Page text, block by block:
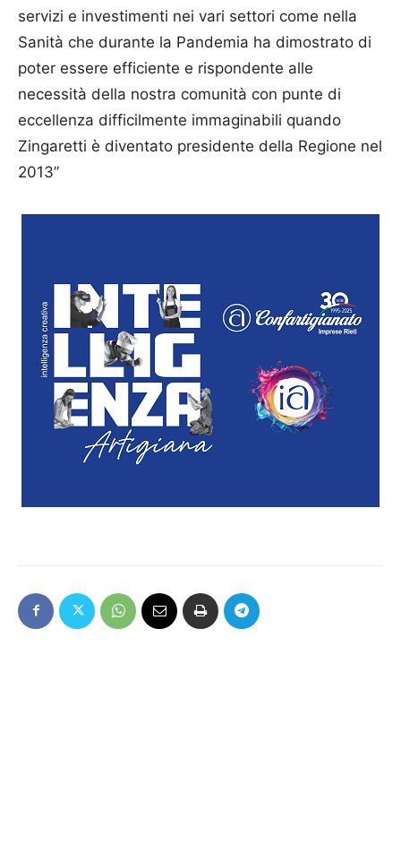
servizi e investimenti nei vari settori come nella
Sanità che durante la Pandemia ha dimostrato di
poter essere efficiente e rispondente alle
necessità della nostra comunità con punte di
eccellenza difficilmente immaginabili quando
Zingaretti è diventato presidente della Regione nel
2013”